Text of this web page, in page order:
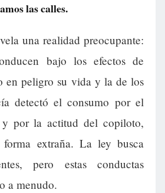
las calles.
una realidad preocupante:
bajo los efectos de
en peligro su vida y la de los
detectó el consumo por el
por la actitud del copiloto,
extraña. La ley busca
pero estas conductas
a menudo.